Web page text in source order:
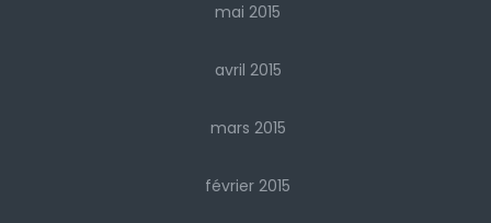
mai 2015
avril 2015
mars 2015
février 2015